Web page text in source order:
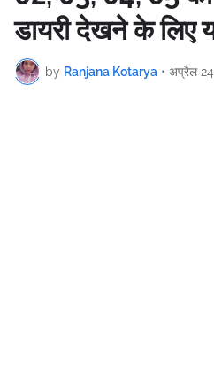
डायरी देखने के लिए
by Ranjana Kotarya • अप्रैल